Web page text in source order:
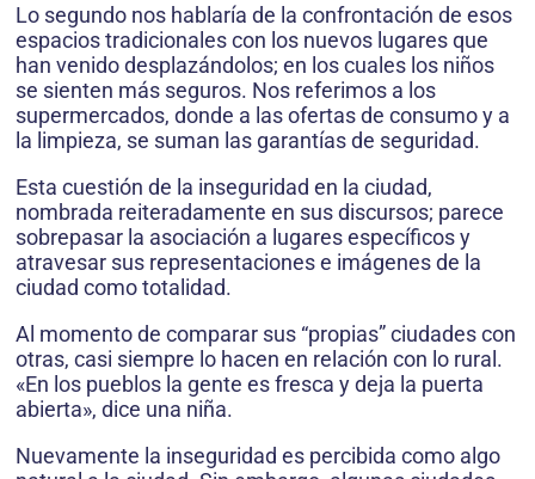
Lo segundo nos hablaría de la confrontación de esos
espacios tradicionales con los nuevos lugares que
han venido desplazándolos; en los cuales los niños
se sienten más seguros. Nos referimos a los
supermercados, donde a las ofertas de consumo y a
la limpieza, se suman las garantías de seguridad.
Esta cuestión de la inseguridad en la ciudad,
nombrada reiteradamente en sus discursos; parece
sobrepasar la asociación a lugares específicos y
atravesar sus representaciones e imágenes de la
ciudad como totalidad.
Al momento de comparar sus “propias” ciudades con
otras, casi siempre lo hacen en relación con lo rural.
«En los pueblos la gente es fresca y deja la puerta
abierta», dice una niña.
Nuevamente la inseguridad es percibida como algo